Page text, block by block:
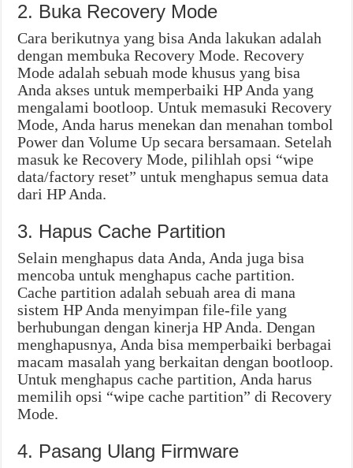
2. Buka Recovery Mode
Cara berikutnya yang bisa Anda lakukan adalah
dengan membuka Recovery Mode. Recovery
Mode adalah sebuah mode khusus yang bisa
Anda akses untuk memperbaiki HP Anda yang
mengalami bootloop. Untuk memasuki Recovery
Mode, Anda harus menekan dan menahan tombol
Power dan Volume Up secara bersamaan. Setelah
masuk ke Recovery Mode, pilihlah opsi “wipe
data/factory reset” untuk menghapus semua data
dari HP Anda.
3. Hapus Cache Partition
Selain menghapus data Anda, Anda juga bisa
mencoba untuk menghapus cache partition.
Cache partition adalah sebuah area di mana
sistem HP Anda menyimpan file-file yang
berhubungan dengan kinerja HP Anda. Dengan
menghapusnya, Anda bisa memperbaiki berbagai
macam masalah yang berkaitan dengan bootloop.
Untuk menghapus cache partition, Anda harus
memilih opsi “wipe cache partition” di Recovery
Mode.
4. Pasang Ulang Firmware